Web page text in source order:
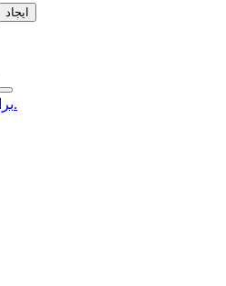
ایجاد
برای محصولات بیشتر کلیک کنید.